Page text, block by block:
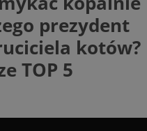
prezydent
kotów?
TOP 5